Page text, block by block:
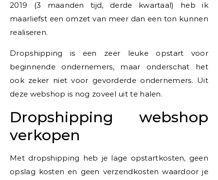
2019 (3 maanden tijd, derde kwartaal) heb ik
maarliefst een omzet van meer dan een ton kunnen
realiseren.
Dropshipping is een zeer leuke opstart voor
beginnende ondernemers, maar onderschat het
ook zeker niet voor gevorderde ondernemers. Uit
deze webshop is nog zoveel uit te halen.
Dropshipping webshop
verkopen
Met dropshipping heb je lage opstartkosten, geen
opslag kosten en geen verzendkosten waardoor je